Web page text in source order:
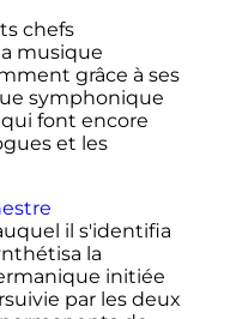
chefs
musique
grâce à ses
symphonique
font encore
et les
il s'identifia
la
initiée
par les deux